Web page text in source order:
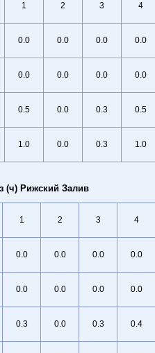
1 2 3 4
0.0 0.0 0.0 0.0
0.0 0.0 0.0 0.0
0.5 0.0 0.3 0.5
1.0 0.0 0.3 1.0
(ч) Рижский Залив
1 2 3 4
0.0 0.0 0.0 0.0
0.0 0.0 0.0 0.0
0.3 0.0 0.3 0.4